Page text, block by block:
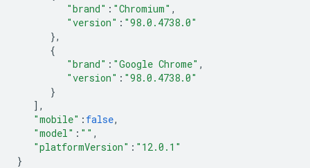
"brand" : "Chromium" ,
"version" : "98.0.4738.0"
},
{
"brand" : "Google Chrome" ,
"version" : "98.0.4738.0"
}
],
"mobile" : false,
"model" : "" ,
"platformVersion" : "12.0.1"
}